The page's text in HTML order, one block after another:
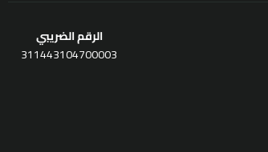
الرقم الضريبي
311443104700003